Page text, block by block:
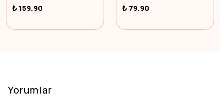
₺ 159.90 ₺ 79.90
Yorumlar